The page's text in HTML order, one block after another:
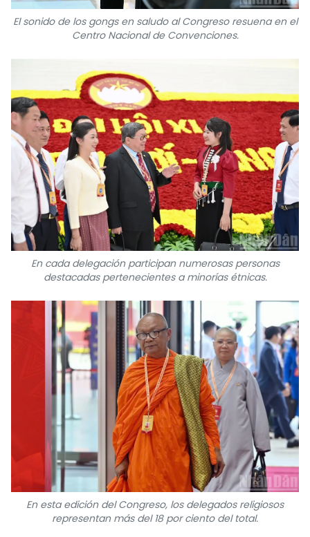
El sonido de los gongs en saludo al Congreso resuena en el
Centro Nacional de Convenciones.
En cada delegación participan numerosas personas
destacadas pertenecientes a minorías étnicas.
En esta edición del Congreso, los delegados religiosos
representan más del 18 por ciento del total.